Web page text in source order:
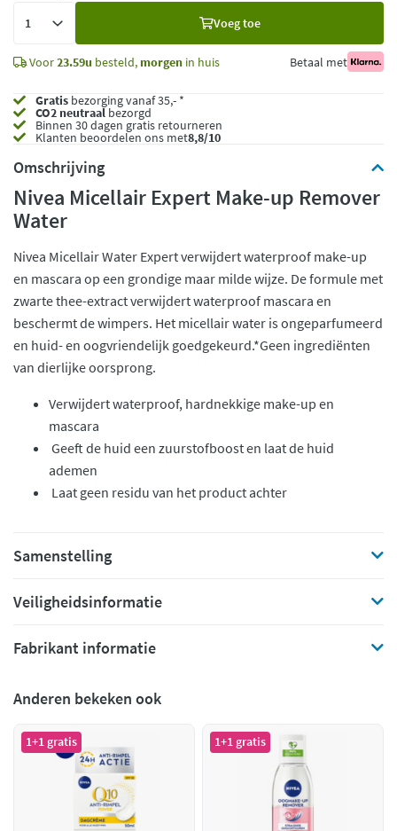
Voeg toe
Voor23.59u besteld, morgen in huis Betaal met
Gratis bezorging vanaf 35,- *
CO2 neutraalbezorgd
Binnen 30 dagen gratis retourneren
Klanten beoordelen ons met8,8/10
Omschrijving
Nivea Micellair Expert Make-up Remover
Water
Nivea Micellair Water Expert verwijdert waterproof make-up
en mascara op een grondige maar milde wijze. De formule met
zwarte thee-extract verwijdert waterproof mascara en
beschermt de wimpers. Het micellair water is ongeparfumeerd
en huid- en oogvriendelijk goedgekeurd.*Geen ingrediënten
van dierlijke oorsprong.
Verwijdert waterproof, hardnekkige make-up en
mascara
Geeft de huid een zuurstofboost en laat de huid
ademen
Laat geen residu van het product achter
Samenstelling
Veiligheidsinformatie
Fabrikant informatie
Anderen bekeken ook
1+1 gratis 1+1 gratis